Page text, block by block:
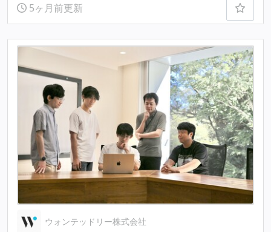
5ヶ月前更新
ウォンテッドリー株式会社